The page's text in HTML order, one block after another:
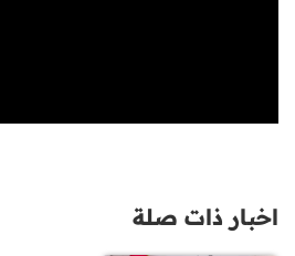
اخبار ذات صلة